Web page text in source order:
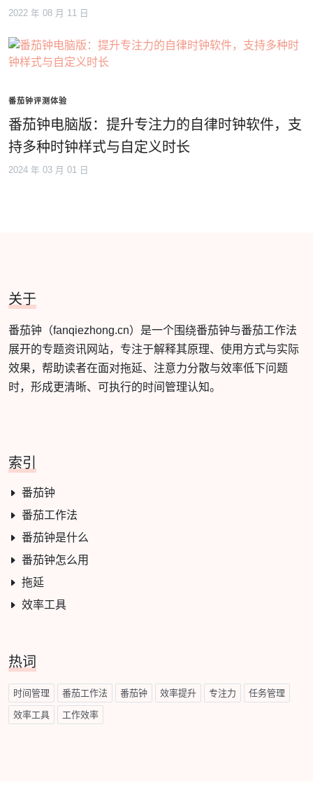
2022 年 08 月 11 日
番茄钟评测体验
番茄钟电脑版：提升专注力的自律时钟软件，支
持多种时钟样式与自定义时长
2024 年 03 月 01 日
关于
番茄钟（fanqiezhong.cn）是一个围绕番茄钟与番茄工作法
展开的专题资讯网站，专注于解释其原理、使用方式与实际
效果，帮助读者在面对拖延、注意力分散与效率低下问题
时，形成更清晰、可执行的时间管理认知。
索引
番茄钟
番茄工作法
番茄钟是什么
番茄钟怎么用
拖延
效率工具
热词
时间管理 番茄工作法 番茄钟 效率提升 专注力 任务管理
效率工具 工作效率